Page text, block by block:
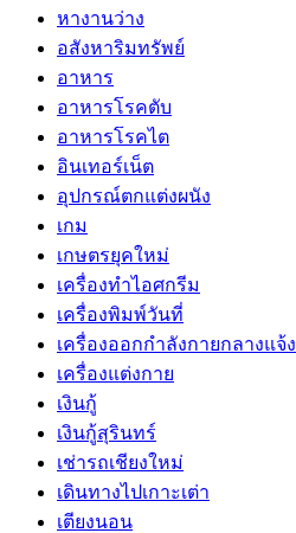
หางานว่าง
อสังหาริมทรัพย์
อาหาร
อาหารโรคตับ
อาหารโรคไต
อินเทอร์เน็ต
อุปกรณ์ตกแต่งผนัง
เกม
เกษตรยุคใหม่
เครื่องทำไอศกรีม
เครื่องพิมพ์วันที่
เครื่องออกกำลังกายกลางแจ้ง
เครื่องแต่งกาย
เงินกู้
เงินกู้สุรินทร์
เช่ารถเชียงใหม่
เดินทางไปเกาะเต่า
เตียงนอน